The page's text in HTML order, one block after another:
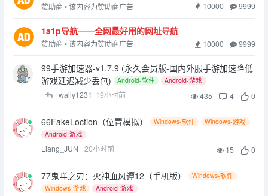
赞助商 • 该内容为赞助商广告 10000 9999
1a1p导航——全网最好用的网址导航
赞助商 • 该内容为赞助商广告 10000 9999
99手游加速器-v1.7.9 (永久会员版-国内外服手游加速降低
游戏延迟减少丢包)
Android-软件 Android-游戏
wally1231 19小时前 435 4 0
66FakeLoction（位置模拟） Windows-软件
Windows-游戏
Android-游戏
Liang_JUN 20小时前 15 0
77鬼咩之刃：火神血风谭12（手机版）
Windows-软件
Windows-游戏
Android-游戏